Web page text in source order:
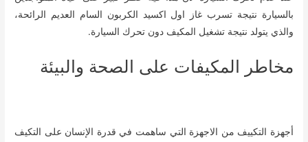
بالسيارة نتيجة تسرب غاز اول اكسيد الكربون السام العديم الرائحة،
والذي يتولد نتيجة تشغيل المكيف دون تحرك السيارة.
مخاطر المكيفات على الصحة والبيئة
أجهزة التكييف من الاجهزة التي ساهمت في قدرة الإنسان على التكيف